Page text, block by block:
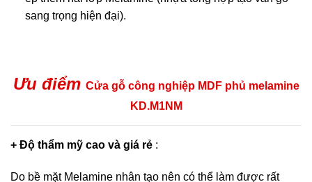
sang trọng hiện đại).
Ưu điểm Cửa gỗ công nghiệp MDF phủ melamine
KD.M1NM
+ Độ thẩm mỹ cao và giá rẻ :
Do bề mặt Melamine nhân tạo nên có thể làm được rất